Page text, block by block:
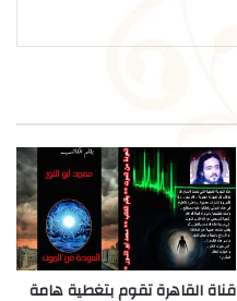
قناة القاهرة تقوم بتغطية هامة